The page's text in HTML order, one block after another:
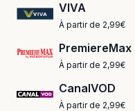
VIVA
À partir de 2,99€
PremiereMax
À partir de 2,99€
CanalVOD
À partir de 2,99€